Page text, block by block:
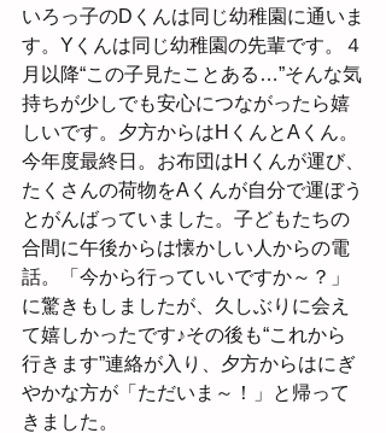
いろっ子のDくんは同じ幼稚園に通いま
す。Yくんは同じ幼稚園の先輩です。４
月以降“この子見たことある…”そんな気
持ちが少しでも安心につながったら嬉
しいです。夕方からはHくんとAくん。
今年度最終日。お布団はHくんが運び、
たくさんの荷物をAくんが自分で運ぼう
とがんばっていました。子どもたちの
合間に午後からは懐かしい人からの電
話。「今から行っていいですか～？」
に驚きもしましたが、久しぶりに会え
て嬉しかったです♪その後も“これから
行きます”連絡が入り、夕方からはにぎ
やかな方が「ただいま～！」と帰って
きました。